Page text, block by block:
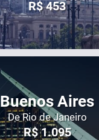
R$453
Buenos Aires
De Rio de Janeiro
R$1.095